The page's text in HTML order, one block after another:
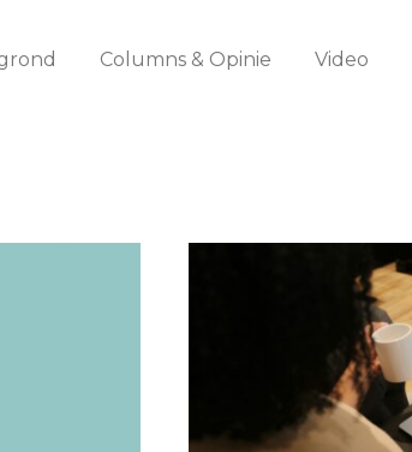
Columns & Opinie Video